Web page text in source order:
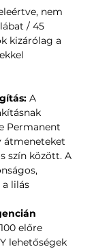
nem
/ 45
kizárólag a
A
Permanent
átmeneteket
szín között. A
lilás
előre
lehetőségek